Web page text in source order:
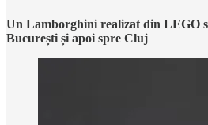
Un Lamborghini realizat din LEGO
București și apoi spre Cluj